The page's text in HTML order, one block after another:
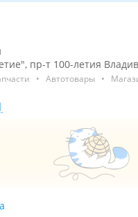
пр-т 100-летия
• Автотовары •